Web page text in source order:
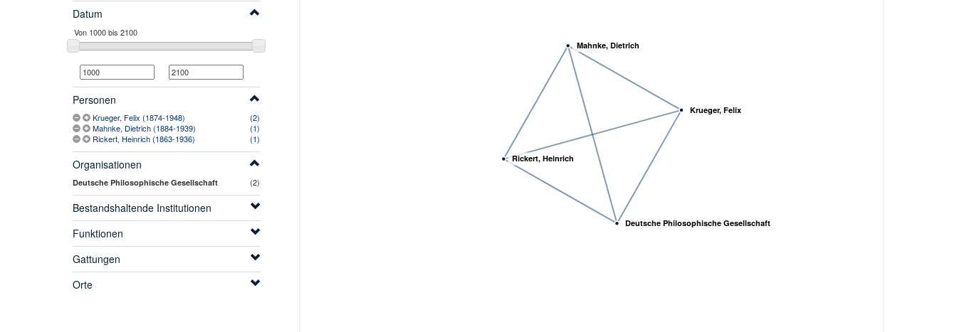
Datum
Personen
Krueger, Felix (1874-1948)
(2)
Mahnke, Dietrich (1884-1939)
(1)
Rickert, Heinrich (1863-1936)
(1)
Organisationen
Deutsche Philosophische Gesellschaft (2)
Bestandshaltende Institutionen
Funktionen
Gattungen
Orte
Deutsche Philosophische Gesellschaft
Mahnke, Dietrich
Rickert, Heinrich
Krueger, Felix